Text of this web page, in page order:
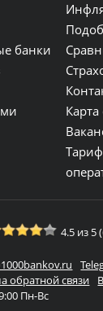
банки
Карта
4.5 из 5
обратной связи
Пн-Вс